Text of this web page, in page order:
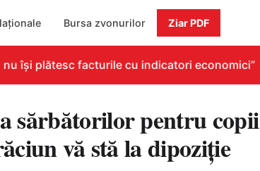
Bursa zvonurilor Ziar PDF
își plătesc facturile cu indicatori economici”
sărbătorilor pentru copii
vă stă la dipoziţie